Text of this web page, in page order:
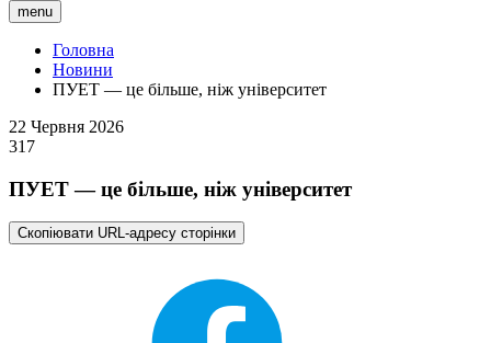
menu
Головна
Новини
ПУЕТ — це більше, ніж університет
22 Червня 2026
317
ПУЕТ — це більше, ніж університет
Скопіювати URL-адресу сторінки